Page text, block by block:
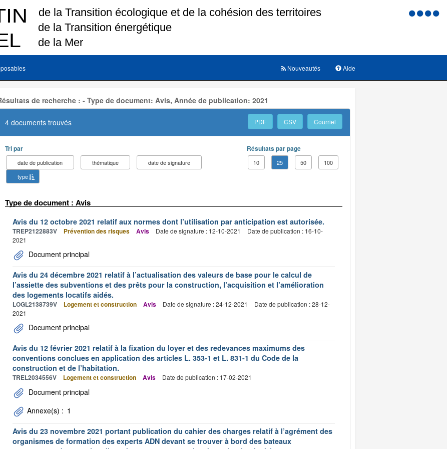
Menu
Aide
Nouveautés
de recherche : - Type de document: Avis, Année de publication: 2021
4 documents trouvés PDF CSV Courriel
Tri par
date de publication thématique
date de signature
type
Résultats par page
10 25 50 100
Type de document : Avis
Avis du 12 octobre 2021 relatif aux normes dont l’utilisation par anticipation est autorisée.
TREP2122883V Prévention des risques Avis Date de signature : 12-10-2021
Date de publication : 16-10-
2021
Document principal
Avis du 24 décembre 2021 relatif à l’actualisation des valeurs de base pour le calcul de
l’assiette des subventions et des prêts pour la construction, l’acquisition et l’amélioration
des logements locatifs aidés.
LOGL2138739V Logement et construction Avis Date de signature : 24-12-2021
Date de publication : 28-12-
2021
Document principal
Avis du 12 février 2021 relatif à la fixation du loyer et des redevances maximums des
conventions conclues en application des articles L. 353-1 et L. 831-1 du Code de la
construction et de l’habitation.
TREL2034556V Logement et construction Avis Date de publication : 17-02-2021
Document principal
Annexe(s) : 1
Avis du 23 novembre 2021 portant publication du cahier des charges relatif à l’agrément des
organismes de formation des experts ADN devant se trouver à bord des bateaux